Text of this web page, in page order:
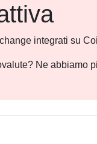
integrati su
Ne abbiamo